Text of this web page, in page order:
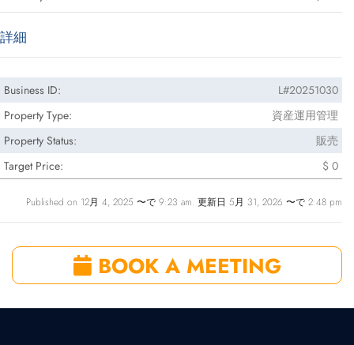
詳細
Business ID:
L#20251030
Property Type:
資産運用管理
Property Status:
販売
Target Price:
$ 0
Published on 12月 4, 2025 〜で 9:23 am. 更新日 5月 31, 2026 〜で 2:48 pm
BOOK A MEETING